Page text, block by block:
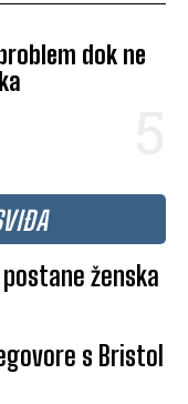
dok ne
ženska
s Bristol